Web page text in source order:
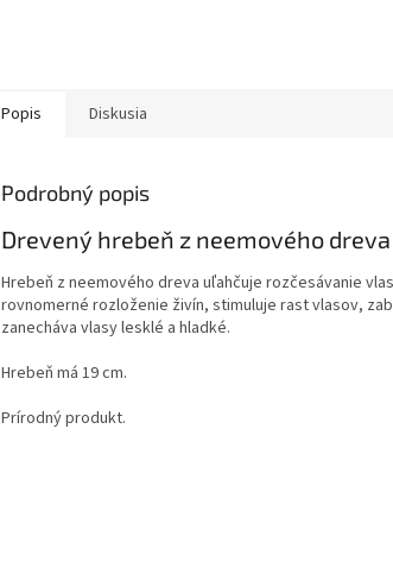
Popis Diskusia
Podrobný popis
Drevený hrebeň z neemového
Hrebeň z neemového dreva uľahčuje rozčesávanie
rovnomerné rozloženie živín, stimuluje rast vlasov,
zanecháva vlasy lesklé a hladké.
Hrebeň má 19 cm.
Prírodný produkt.